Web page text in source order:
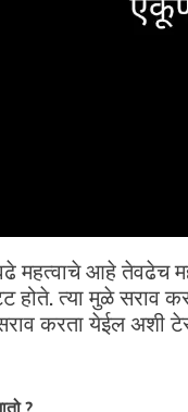
महत्वाचे आहे
त्या मुळे सराव
करता येईल